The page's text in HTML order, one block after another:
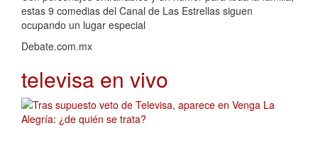
estas 9 comedias del Canal de Las Estrellas siguen
ocupando un lugar especial
Debate.com.mx
televisa en vivo